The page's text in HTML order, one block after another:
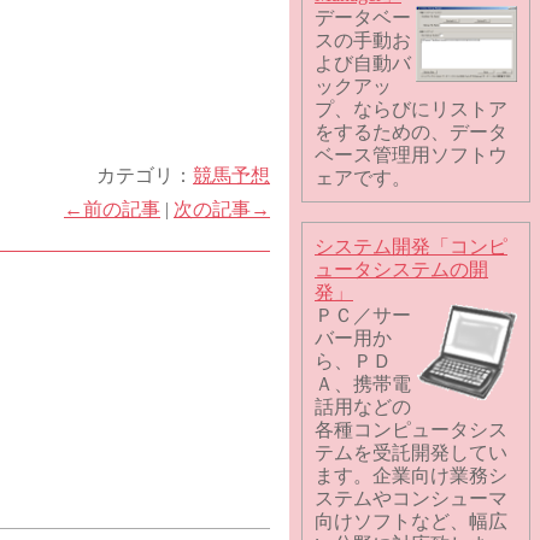
カテゴリ： 競馬予想
←前の記事 | 次の記事→
データベー
スの手動お
よび自動バ
ックアッ
プ、ならびにリストア
をするための、データ
ベース管理用ソフトウ
ェアです。
システム開発「コンピ
ュータシステムの開
発」
ＰＣ／サー
バー用か
ら、ＰＤ
Ａ、携帯電
話用などの
各種コンピュータシス
テムを受託開発してい
ます。企業向け業務シ
ステムやコンシューマ
向けソフトなど、幅広